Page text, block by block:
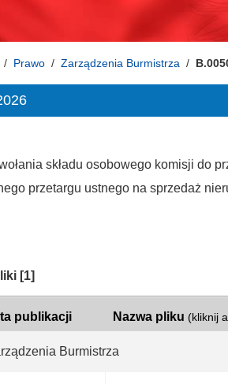
Prawo Zarządzenia Burmistrza
składu osobowego komisji do
przetargu ustnego na sprzedaż
[1]
publikacji Nazwa pliku (kliknij
Burmistrza